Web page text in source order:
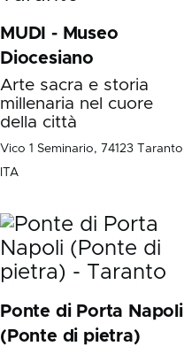
MUDI - Museo
Diocesiano
Arte sacra e storia
millenaria nel cuore
della città
Vico 1 Seminario, 74123 Taranto
ITA
Ponte di Porta Napoli
(Ponte di pietra)